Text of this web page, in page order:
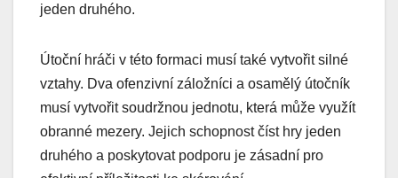
jeden druhého.
Útoční hráči v této formaci musí také vytvořit silné
vztahy. Dva ofenzivní záložníci a osamělý útočník
musí vytvořit soudržnou jednotu, která může využít
obranné mezery. Jejich schopnost číst hry jeden
druhého a poskytovat podporu je zásadní pro